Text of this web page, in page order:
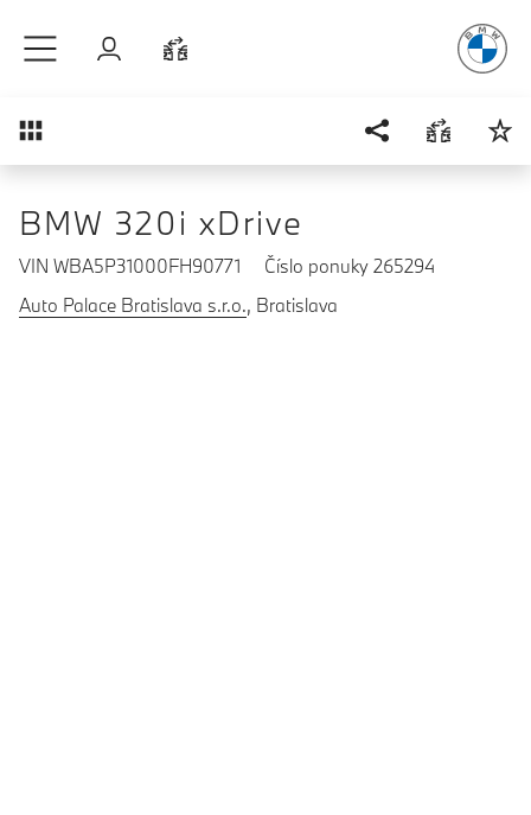
Prihlásenie
Prehľad
BMW 320i xDrive
VIN WBA5P31000FH90771
Číslo ponuky 265294
Auto Palace Bratislava s.r.o., Bratislava